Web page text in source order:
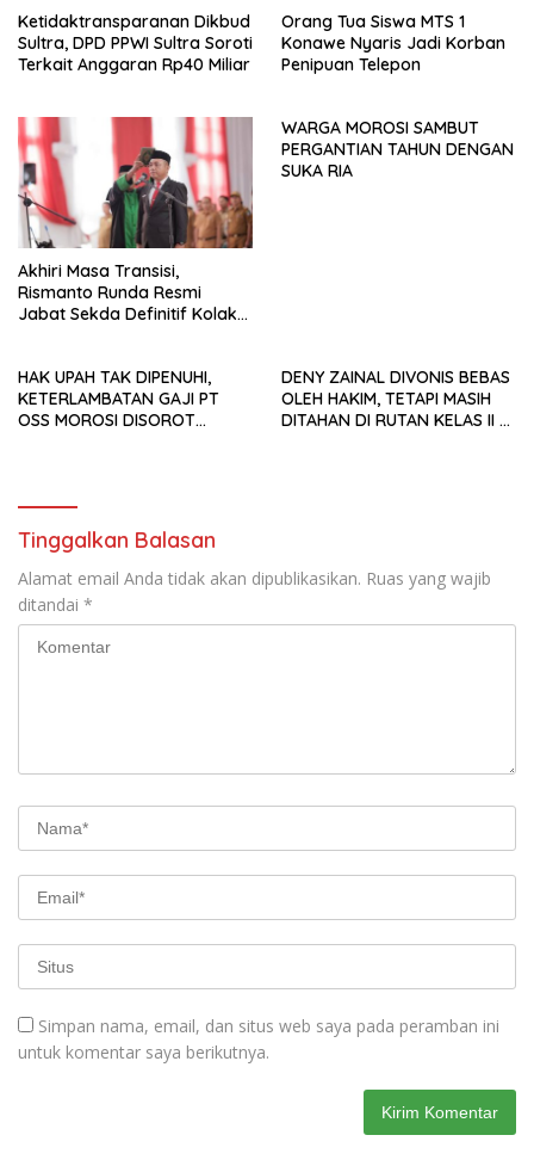
Ketidaktransparanan Dikbud
Sultra, DPD PPWI Sultra Soroti
Terkait Anggaran Rp40 Miliar
Orang Tua Siswa MTS 1
Konawe Nyaris Jadi Korban
Penipuan Telepon
Akhiri Masa Transisi,
Rismanto Runda Resmi
Jabat Sekda Definitif Kolaka
WARGA MOROSI SAMBUT
PERGANTIAN TAHUN DENGAN
SUKA RIA
HAK UPAH TAK DIPENUHI,
KETERLAMBATAN GAJI PT
OSS MOROSI DISOROT
DENY ZAINAL DIVONIS BEBAS
OLEH HAKIM, TETAPI MASIH
DITAHAN DI RUTAN KELAS II A
Tinggalkan Balasan
Alamat email Anda tidak akan dipublikasikan. Ruas yang wajib
ditandai *
Simpan nama, email, dan situs web saya pada peramban ini
untuk komentar saya berikutnya.